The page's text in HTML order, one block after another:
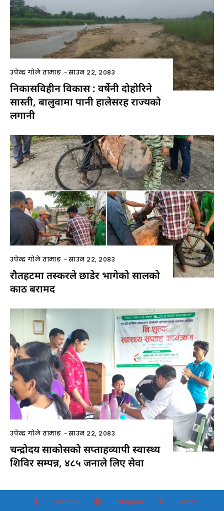
उपेन्द्र गोले तामाङ -साउन २२, २०८३
निकासविहीन विकास : वर्षेनी दोहोरिने
सास्ती, बालुवामा पानी हालेसरह राज्यको
लगानी
उपेन्द्र गोले तामाङ -साउन २२, २०८३
रौतहटमा तस्करले छाडेर भागेको सालको
काठ बरामद
उपेन्द्र गोले तामाङ -साउन २२, २०८३
चन्द्रोदय साकोसको सप्ताहव्यापी स्वास्थ्य
शिविर सम्पन्न, ४८५ जनाले लिए सेवा
Facebook Instagram Twitter